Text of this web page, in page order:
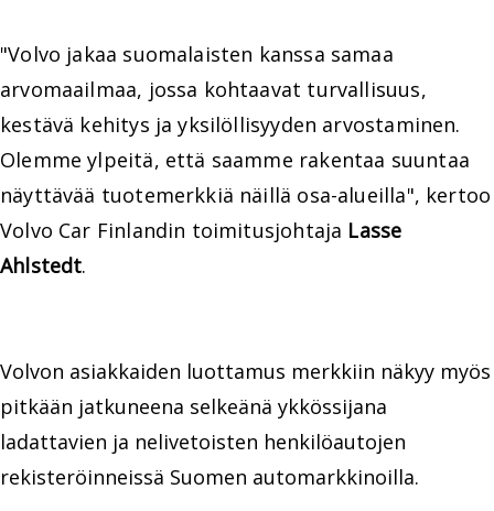
"Volvo jakaa suomalaisten kanssa samaa
arvomaailmaa, jossa kohtaavat turvallisuus,
kestävä kehitys ja yksilöllisyyden arvostaminen.
Olemme ylpeitä, että saamme rakentaa suuntaa
näyttävää tuotemerkkiä näillä osa-alueilla", kertoo
Volvo Car Finlandin toimitusjohtaja Lasse
Ahlstedt.
Volvon asiakkaiden luottamus merkkiin näkyy myös
pitkään jatkuneena selkeänä ykkössijana
ladattavien ja nelivetoisten henkilöautojen
rekisteröinneissä Suomen automarkkinoilla.